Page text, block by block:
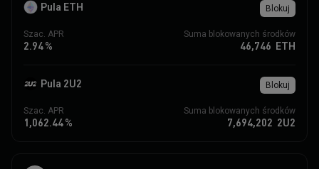
Pula ETH
Szac. APR
2.94%
Suma blokowanych środków
46,746 ETH
Blokuj
Pula 2U2
Szac. APR
1,062.44%
Suma blokowanych środków
7,694,202 2U2
Blokuj